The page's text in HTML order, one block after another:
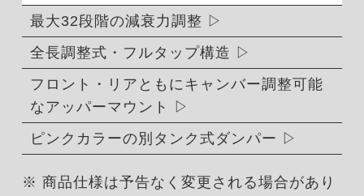
最大32段階の減衰力調整
全長調整式・フルタップ構造
フロント・リアともにキャンバー調整可能
なアッパーマウント
ピンクカラーの別タンク式ダンパー
※ 商品仕様は予告なく変更される場合があり